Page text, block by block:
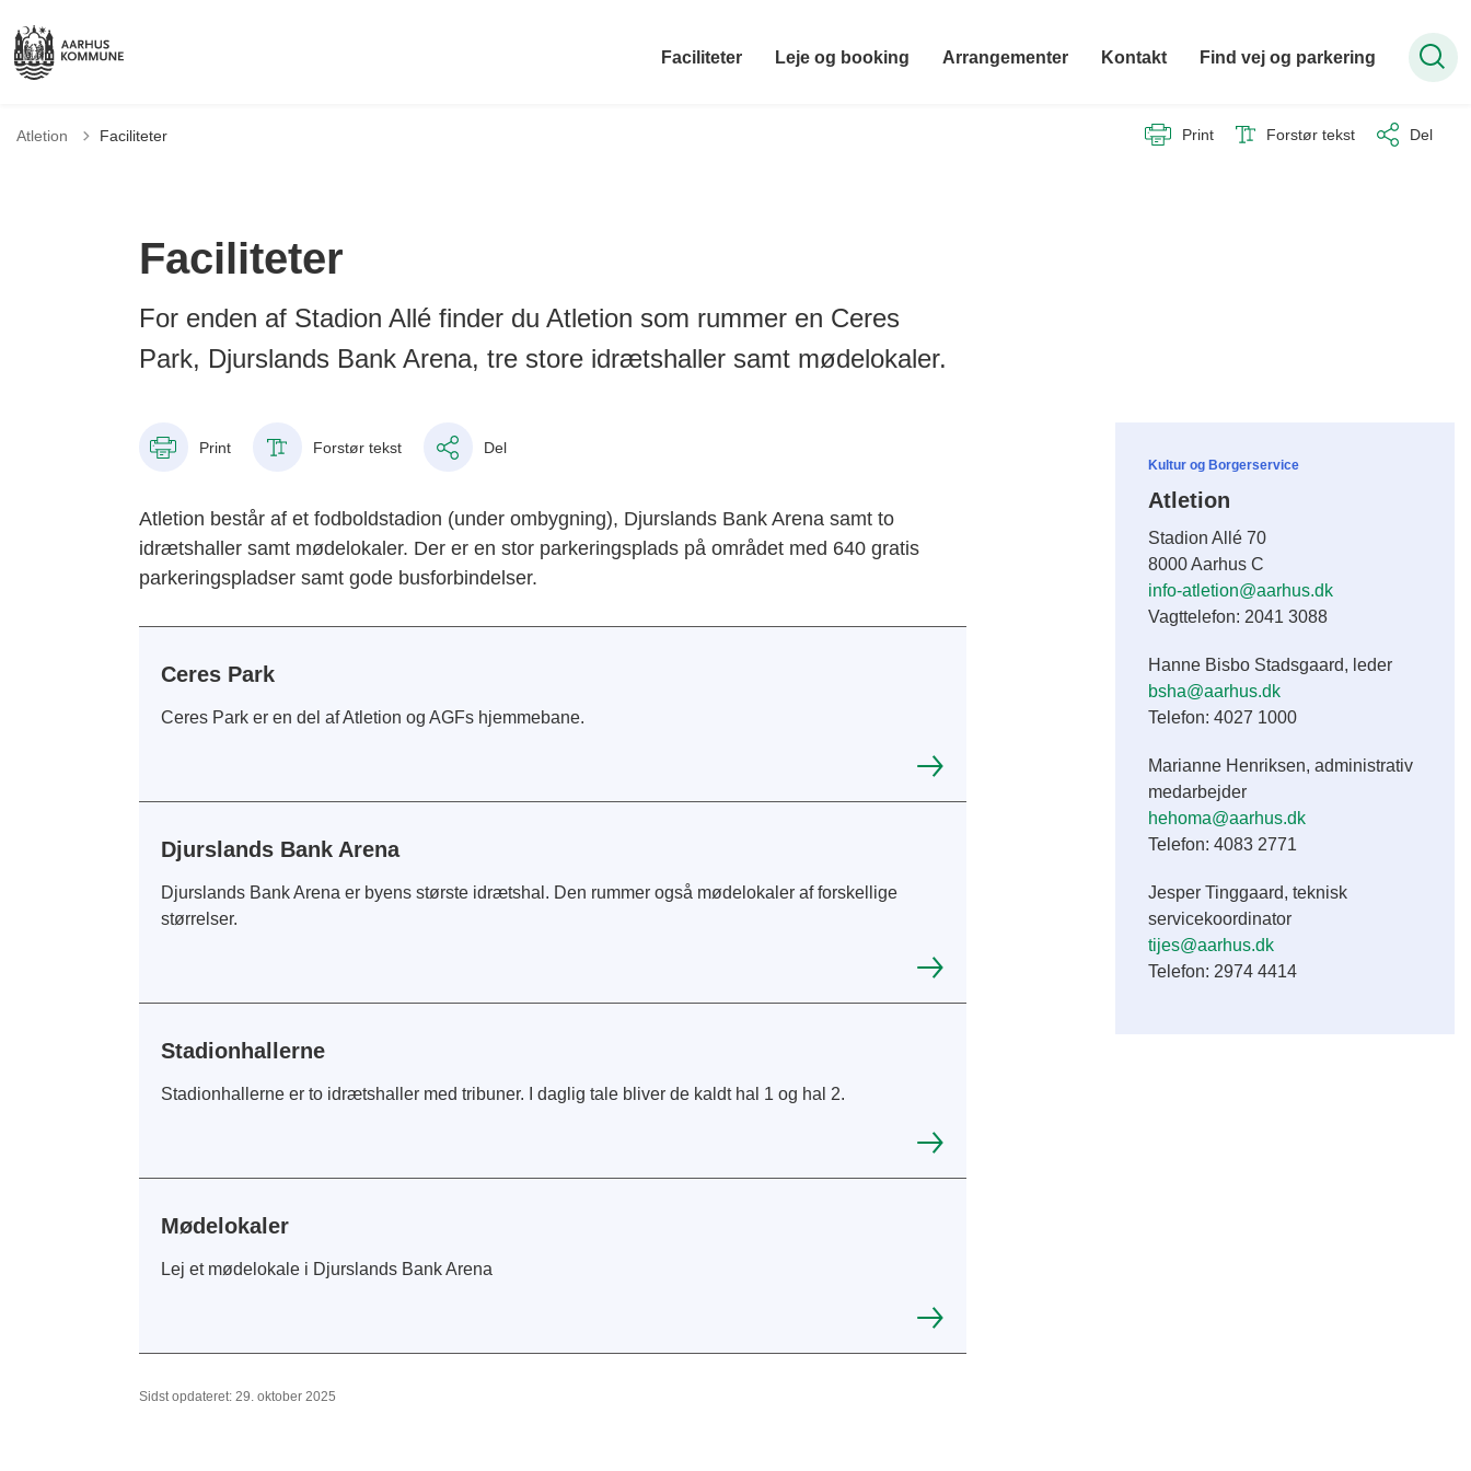
Faciliteter Leje og booking Arrangementer Kontakt Find vej og parkering
Atletion Faciliteter Print Forstør tekst Del
Faciliteter
For enden af Stadion Allé finder du Atletion som rummer en Ceres
Park, Djurslands Bank Arena, tre store idrætshaller samt mødelokaler.
Print Forstør tekst Del
Atletion består af et fodboldstadion (under ombygning), Djurslands Bank Arena samt to
idrætshaller samt mødelokaler. Der er en stor parkeringsplads på området med 640 gratis
parkeringspladser samt gode busforbindelser.
Ceres Park
Ceres Park er en del af Atletion og AGFs hjemmebane.
Djurslands Bank Arena
Djurslands Bank Arena er byens største idrætshal. Den rummer også mødelokaler af forskellige
størrelser.
Stadionhallerne
Stadionhallerne er to idrætshaller med tribuner. I daglig tale bliver de kaldt hal 1 og hal 2.
Mødelokaler
Lej et mødelokale i Djurslands Bank Arena
Kultur og Borgerservice
Atletion
Stadion Allé 70
8000 Aarhus C
info-atletion@aarhus.dk
Vagttelefon: 2041 3088
Hanne Bisbo Stadsgaard, leder
bsha@aarhus.dk
Telefon: 4027 1000
Marianne Henriksen, administrativ
medarbejder
hehoma@aarhus.dk
Telefon: 4083 2771
Jesper Tinggaard, teknisk
servicekoordinator
tijes@aarhus.dk
Telefon: 2974 4414
Sidst opdateret: 29. oktober 2025